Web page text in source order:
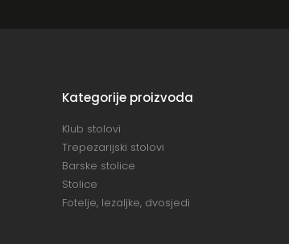
Kategorije proizvoda
Klub stolovi
Trepezarijski stolovi
Barske stolice
Stolice
Fotelje, lezaljke, dvosjedi